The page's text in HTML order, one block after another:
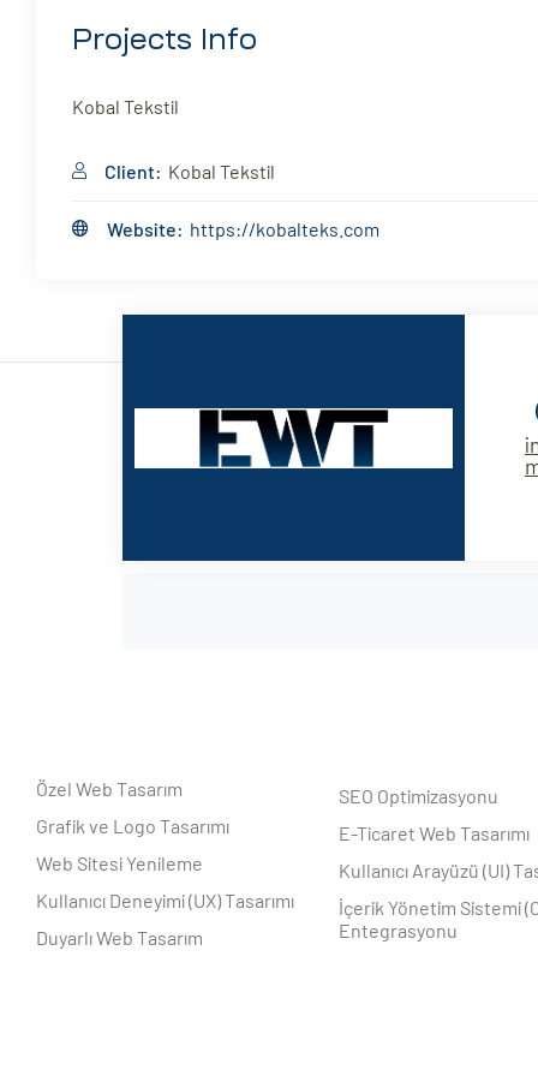
Projects Info
Kobal Tekstil
Client: Kobal Tekstil
Website: https://kobalteks.com
Özel Web Tasarım
Grafik ve Logo Tasarımı
Web Sitesi Yenileme
Kullanıcı Deneyimi (UX) Tasarımı
Duyarlı Web Tasarım
SEO Optimizasyonu
E-Ticaret Web Tasarımı
Kullanıcı Arayüzü (UI)
İçerik Yönetim Sistemi
Entegrasyonu